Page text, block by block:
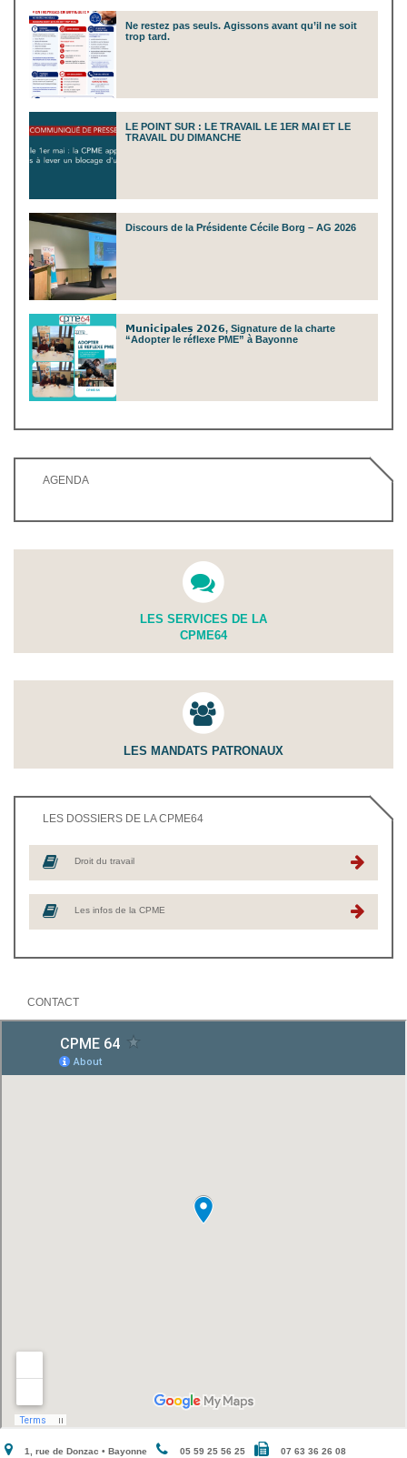
Ne restez pas seuls. Agissons avant qu’il ne soit
trop tard.
LE POINT SUR : LE TRAVAIL LE 1ER MAI ET LE
TRAVAIL DU DIMANCHE
Discours de la Présidente Cécile Borg – AG 2026
𝗠𝘂𝗻𝗶𝗰𝗶𝗽𝗮𝗹𝗲𝘀 𝟮𝟬𝟮𝟲, Signature de la charte
“Adopter le réflexe PME” à Bayonne
AGENDA
LES SERVICES DE LA
CPME64
LES MANDATS PATRONAUX
LES DOSSIERS DE LA CPME64
Droit du travail
Les infos de la CPME
CONTACT
1, rue de Donzac • Bayonne 05 59 25 56 25 07 63 36 26 08